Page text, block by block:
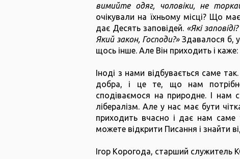
вимийте одяг, чоловіки, не
очікували на їхньому місці? Що
дає Десять заповідей. «Які
Який закон, Господи?»Здавалося б,
щось інше. Але Він приходить і каже:
Іноді з нами відбувається саме
добра, і це те, що нам
сподіваємося на природне. І
лібералізм. Але у нас має бути
приходить вчасно і дає нам
можете відкрити Писання і знайти
Ігор Корогода, старший служитель